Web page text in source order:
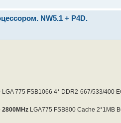
NW5.1 + P4D.
775 FSB1066 4* DDR2-667/533/400
2800MHz LGA775 FSB800 Cache 2*1MB